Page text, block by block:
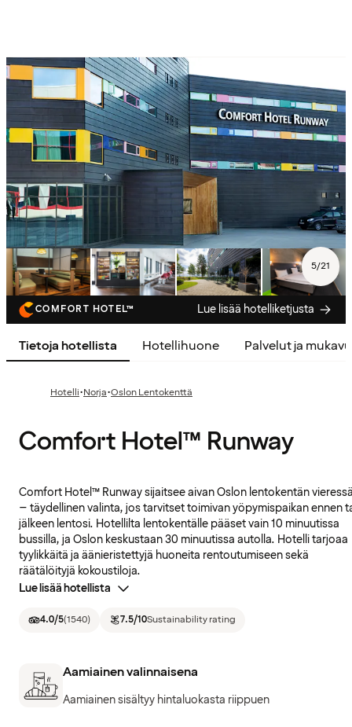
5/21
COMFORT HOTEL™ Lue lisää hotelliketjusta
Tietoja hotellista Hotellihuone Palvelut ja
Hotelli·Norja·Oslon Lentokenttä
Comfort Hotel™ Runway
Comfort Hotel™ Runway sijaitsee aivan Oslon lentokentän
– täydellinen valinta, jos tarvitset toimivan yöpymispaikan ennen
jälkeen lentosi. Hotellilta lentokentälle pääset vain 10 minuutissa
bussilla, ja Oslon keskustaan 30 minuutissa autolla. Hotelli tarjoaa
tyylikkäitä ja äänieristettyjä huoneita rentoutumiseen sekä
räätälöityjä kokoustiloja.
Lue lisää hotellista
4.0/5(1540) 7.5/10Sustainability rating
Aamiainen valinnaisena
Aamiainen sisältyy hintaluokasta riippuen